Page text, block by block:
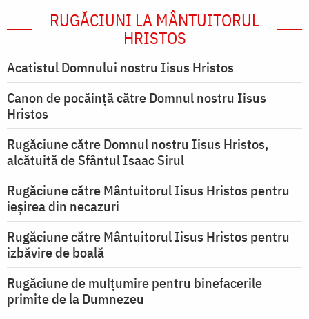
RUGĂCIUNI LA MÂNTUITORUL
HRISTOS
Acatistul Domnului nostru Iisus Hristos
Canon de pocăință către Domnul nostru Iisus
Hristos
Rugăciune către Domnul nostru Iisus Hristos,
alcătuită de Sfântul Isaac Sirul
Rugăciune către Mântuitorul Iisus Hristos pentru
ieşirea din necazuri
Rugăciune către Mântuitorul Iisus Hristos pentru
izbăvire de boală
Rugăciune de mulțumire pentru binefacerile
primite de la Dumnezeu